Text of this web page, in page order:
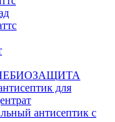
для
антисептик с